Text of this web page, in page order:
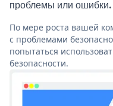
проблемы или ошибки.
По мере роста вашей
с проблемами
попытаться
безопасности.